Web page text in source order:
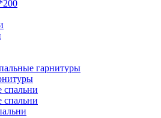
гарнитуры
спальни